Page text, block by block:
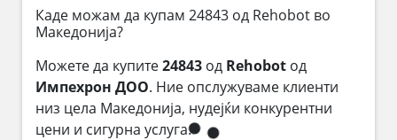
Каде можам да купам 24843 од Rehobot во
Македонија?
Можете да купите24843 од Rehobot од
Импехрон ДОО. Ние опслужуваме клиенти
низ цела Македонија, нудејќи конкурентни
цени и сигурна услуга.